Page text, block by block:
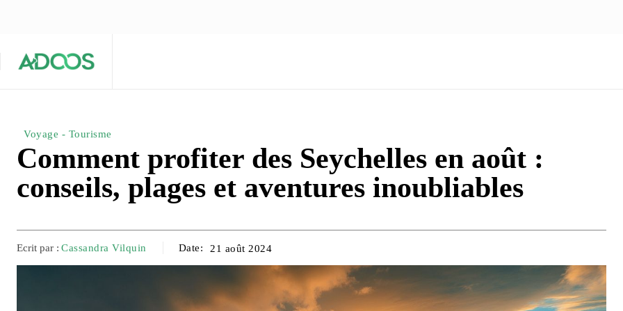
Voyage - Tourisme
Comment profiter des Seychelles en août :
conseils, plages et aventures inoubliables
Ecrit par : Cassandra Vilquin Date: 21 août 2024